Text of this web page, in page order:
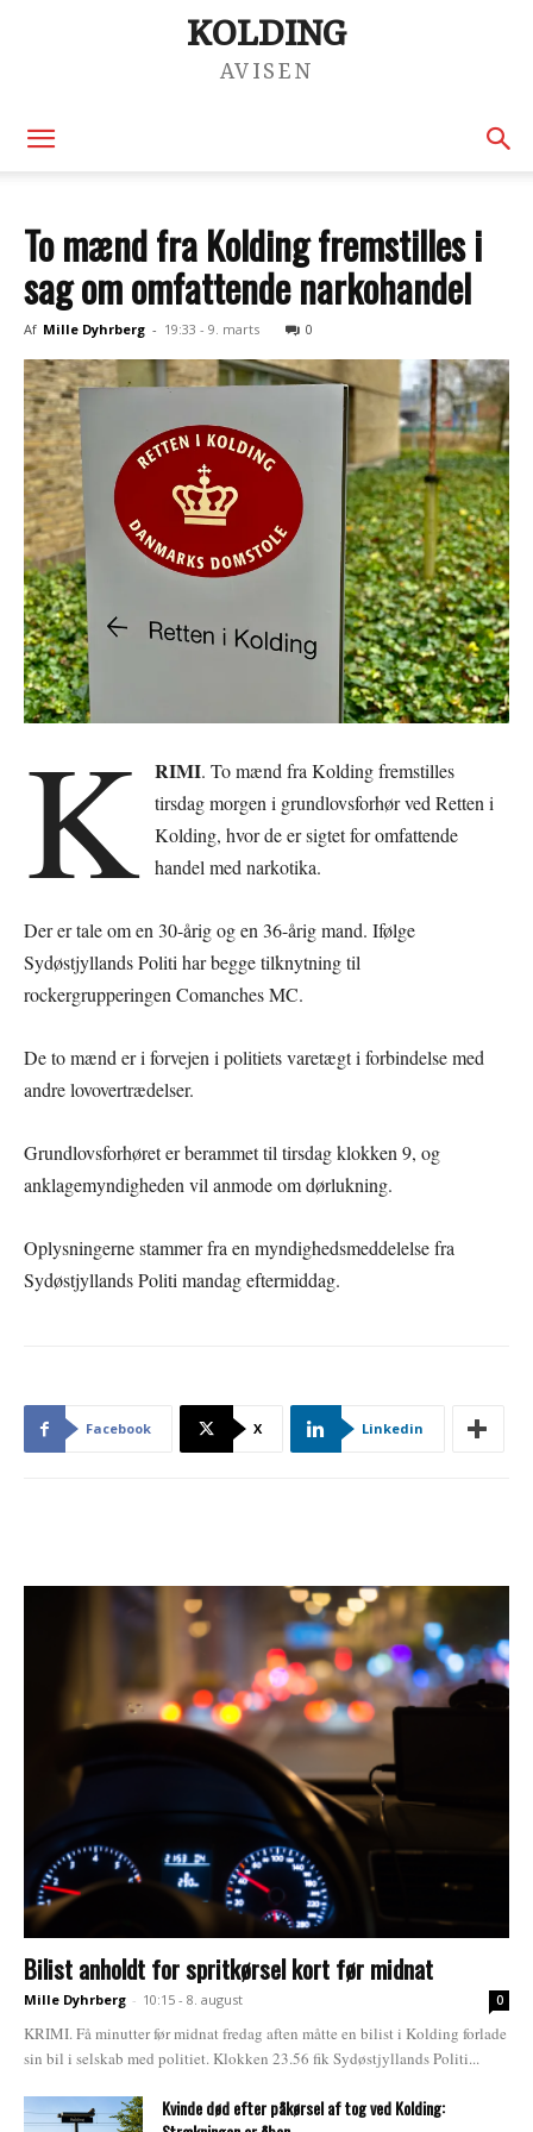
KOLDING
AVISEN
To mænd fra Kolding fremstilles i
sag om omfattende narkohandel
Af Mille Dyhrberg - 19:33 - 9. marts 0
K RIMI. To mænd fra Kolding fremstilles
tirsdag morgen i grundlovsforhør ved Retten i
Kolding, hvor de er sigtet for omfattende
handel med narkotika.
Der er tale om en 30-årig og en 36-årig mand. Ifølge
Sydøstjyllands Politi har begge tilknytning til
rockergrupperingen Comanches MC.
De to mænd er i forvejen i politiets varetægt i forbindelse med
andre lovovertrædelser.
Grundlovsforhøret er berammet til tirsdag klokken 9, og
anklagemyndigheden vil anmode om dørlukning.
Oplysningerne stammer fra en myndighedsmeddelelse fra
Sydøstjyllands Politi mandag eftermiddag.
Facebook X Linkedin
Bilist anholdt for spritkørsel kort før midnat
Mille Dyhrberg - 10:15 - 8. august 0
KRIMI. Få minutter før midnat fredag aften måtte en bilist i Kolding forlade
sin bil i selskab med politiet. Klokken 23.56 fik Sydøstjyllands Politi...
Kvinde død efter påkørsel af tog ved Kolding: